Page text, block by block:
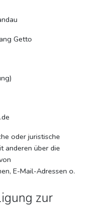
Getto
oder juristische
anderen über die
E-Mail-Adressen o.
zur